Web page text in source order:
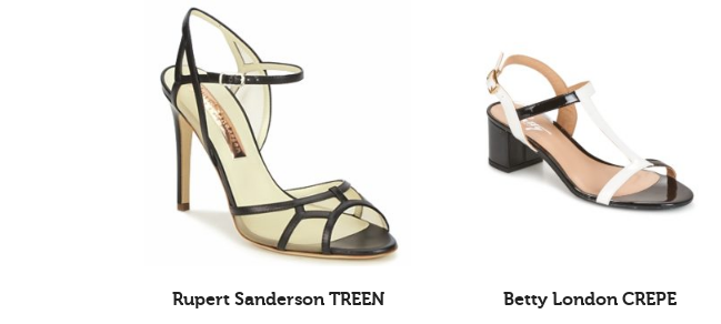
Rupert Sanderson TREEN Betty London CREPE